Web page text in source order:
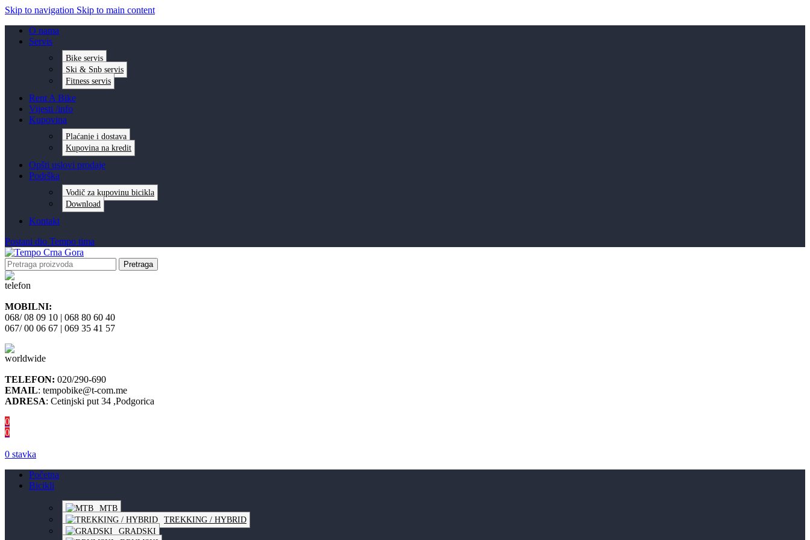
Skip to navigation Skip to main content
O nama
Servis
Bike servis
Ski & Snb servis
Fitness servis
Rent A Bike
Vijesti /info
Kupovina
Plaćanje i dostava
Kupovina na kredit
Opšti uslovi prodaje
Podrška
Vodič za kupovinu bicikla
Download
Kontakt
Postani dio Tempo tima
Pretraga
MOBILNI:
068/ 08 09 10 | 068 80 60 40
067/ 00 06 67 | 069 35 41 57
TELEFON: 020/290-690
EMAIL: tempobike@t-com.me
ADRESA: Cetinjski put 34 ,Podgorica
0
0
0 stavka
Početna
Bicikli
MTB
TREKKING / HYBRID
GRADSKI